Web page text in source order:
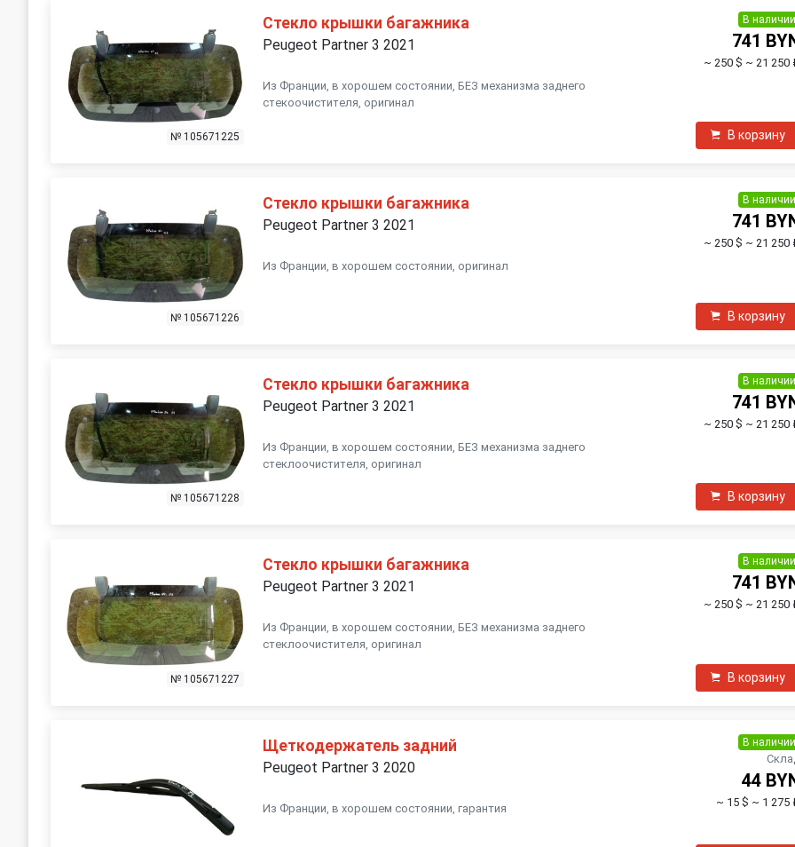
№ 105671225
Стекло крышки багажника
Peugeot Partner 3 2021
Из Франции, в хорошем состоянии, БЕЗ механизма заднего
стекоочистителя, оригинал
В наличии
741
~ 250 $ ~ 21 250
В корзину
№ 105671226
Стекло крышки багажника
Peugeot Partner 3 2021
Из Франции, в хорошем состоянии, оригинал
В наличии
741
~ 250 $ ~ 21 250
В корзину
№ 105671228
Стекло крышки багажника
Peugeot Partner 3 2021
Из Франции, в хорошем состоянии, БЕЗ механизма заднего
стеклоочистителя, оригинал
В наличии
741
~ 250 $ ~ 21 250
В корзину
№ 105671227
Стекло крышки багажника
Peugeot Partner 3 2021
Из Франции, в хорошем состоянии, БЕЗ механизма заднего
стеклоочистителя, оригинал
В наличии
741
~ 250 $ ~ 21 250
В корзину
Щеткодержатель задний
Peugeot Partner 3 2020
Из Франции, в хорошем состоянии, гарантия
В наличии
44
~ 15 $ ~ 1 275